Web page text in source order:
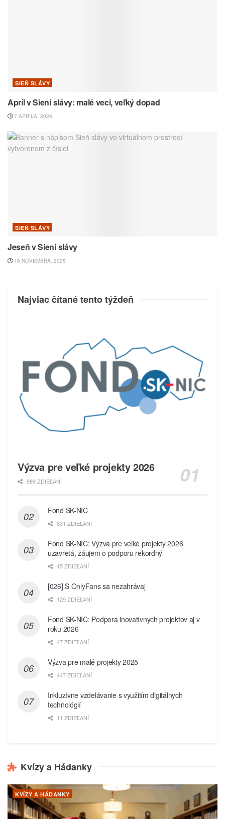
SIEŇ SLÁVY
Apríl v Sieni slávy: malé veci, veľký dopad
7 APRÍLA, 2026
SIEŇ SLÁVY
Jeseň v Sieni slávy
18 NOVEMBRA, 2025
Najviac čítané tento týždeň
Výzva pre veľké projekty 2026
989 ZDIEĽANÍ
Fond SK-NIC
831 ZDIEĽANÍ
Fond SK-NIC: Výzva pre veľké projekty 2026
uzavretá, záujem o podporu rekordný
15 ZDIEĽANÍ
[026] S OnlyFans sa nezahrávaj
129 ZDIEĽANÍ
Fond SK-NIC: Podpora inovatívnych projektov aj v
roku 2026
47 ZDIEĽANÍ
Výzva pre malé projekty 2025
447 ZDIEĽANÍ
Inkluzívne vzdelávanie s využitím digitálnych
technológií
11 ZDIEĽANÍ
Kvízy a Hádanky
KVÍZY A HÁDANKY